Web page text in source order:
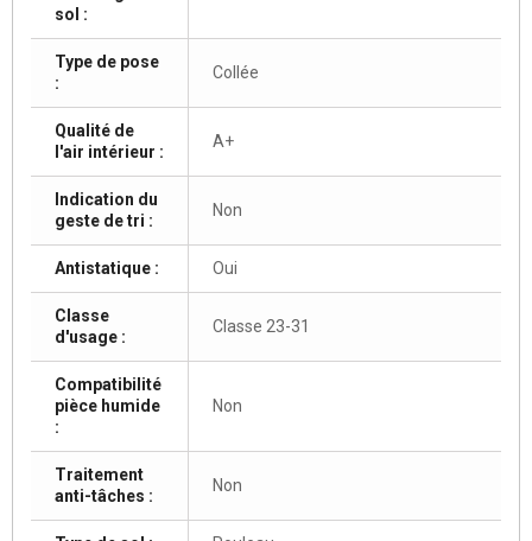
sol :
Type de pose
:
Collée
Qualité de
l'air intérieur :
A+
Indication du
geste de tri :
Non
Antistatique : Oui
Classe
d'usage :
Classe 23-31
Compatibilité
pièce humide
:
Non
Traitement
anti-tâches :
Non